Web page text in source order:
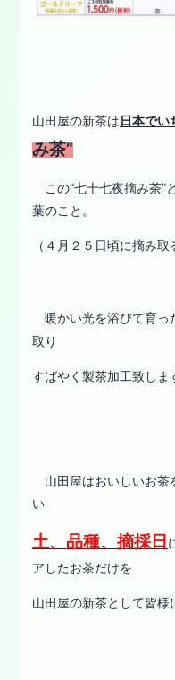
山田屋の新茶は日本でい
み茶”
この“七十七夜摘み茶”
葉のこと。
（４月２５日頃に摘み取
暖かい光を浴びて育っ
取り
すばやく製茶加工致しま
山田屋はおいしいお茶
い
土、品種、摘採日
アしたお茶だけを
山田屋の新茶として皆様